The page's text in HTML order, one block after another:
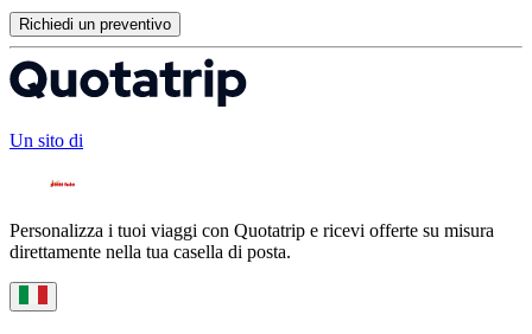
Richiedi un preventivo
Un sito di
Personalizza i tuoi viaggi con Quotatrip e ricevi offerte su misura
direttamente nella tua casella di posta.